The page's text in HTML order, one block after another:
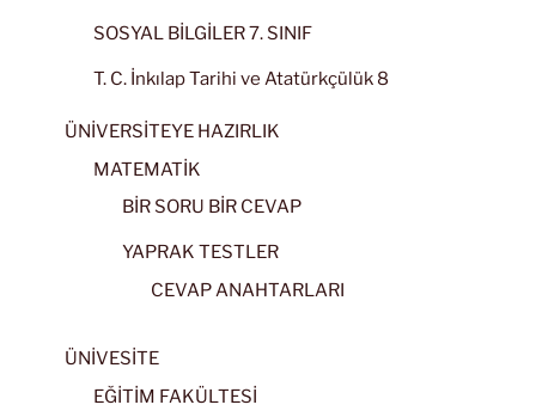
SOSYAL BİLGİLER 7. SINIF
T. C. İnkılap Tarihi ve Atatürkçülük 8
ÜNİVERSİTEYE HAZIRLIK
MATEMATİK
BİR SORU BİR CEVAP
YAPRAK TESTLER
CEVAP ANAHTARLARI
ÜNİVESİTE
EĞİTİM FAKÜLTESİ